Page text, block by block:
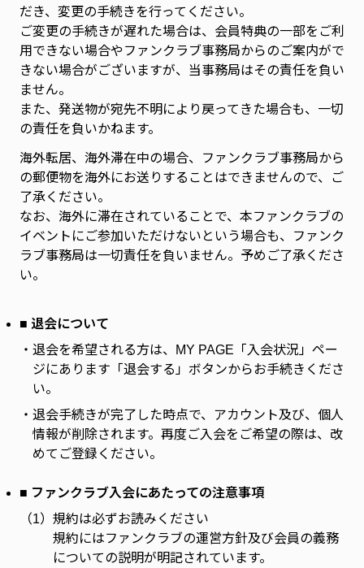
だき、変更の手続きを行ってください。
ご変更の手続きが遅れた場合は、会員特典の一部をご利
用できない場合やファンクラブ事務局からのご案内がで
きない場合がございますが、当事務局はその責任を負い
ません。
また、発送物が宛先不明により戻ってきた場合も、一切
の責任を負いかねます。
海外転居、海外滞在中の場合、ファンクラブ事務局から
の郵便物を海外にお送りすることはできませんので、ご
了承ください。
なお、海外に滞在されていることで、本ファンクラブの
イベントにご参加いただけないという場合も、ファンク
ラブ事務局は一切責任を負いません。予めご了承くださ
い。
■ 退会について
・ 退会を希望される方は、MY PAGE「入会状況」ペー
ジにあります「退会する」ボタンからお手続きくださ
い。
・ 退会手続きが完了した時点で、アカウント及び、個人
情報が削除されます。再度ご入会をご希望の際は、改
めてご登録ください。
■ ファンクラブ入会にあたっての注意事項
（1） 規約は必ずお読みください
規約にはファンクラブの運営方針及び会員の義務
についての説明が明記されています。